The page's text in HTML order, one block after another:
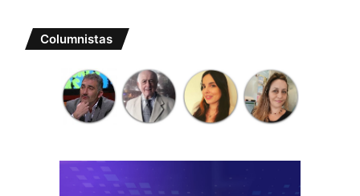
Columnistas